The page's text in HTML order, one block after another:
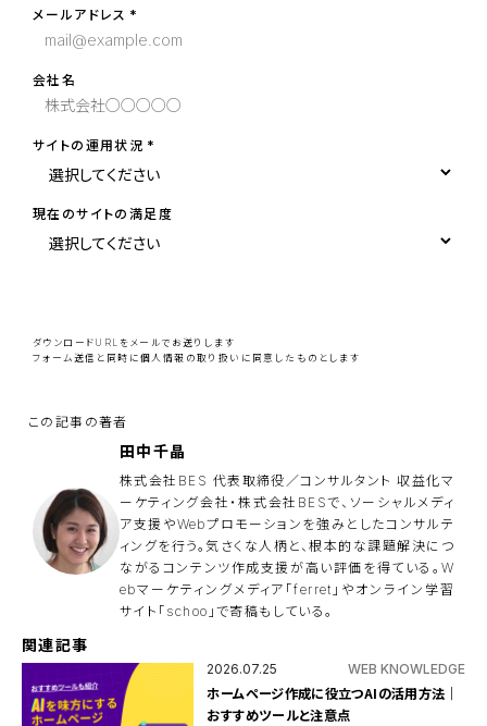
メールアドレス
会社名
サイトの運用状況
現在のサイトの満足度
ー
ル
の
く
だ
さ
い
ダウンロードURLをメールでお送りします
フォーム送信と同時に 個人情報の取り扱い に同意したものとします
田中千晶
株式会社BES 代表取締役／コンサルタント 収益化マ
ーケティング会社・株式会社BESで、ソーシャルメディ
ア支援やWebプロモーションを強みとしたコンサルテ
ィングを行う。気さくな人柄と、根本的な課題解決につ
ながるコンテンツ作成支援が高い評価を得ている。W
ebマーケティングメディア「ferret」やオンライン学習
サイト「schoo」で寄稿もしている。
関連記事
2026.07.25 WEB KNOWLEDGE
ホームページ作成に役立つAIの活用方法｜
おすすめツールと注意点